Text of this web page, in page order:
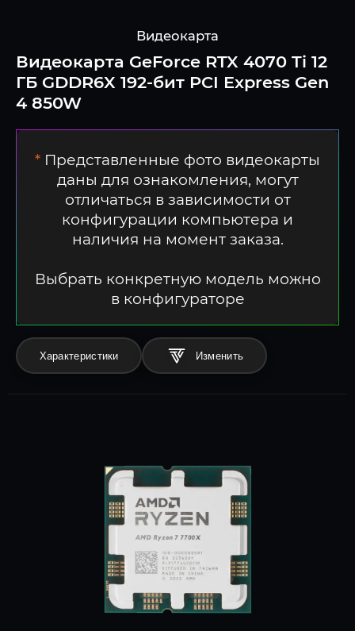
Видеокарта
Видеокарта GeForce RTX 4070 Ti 12
ГБ GDDR6X 192-бит PCI Express Gen
4 850W
* Представленные фото видеокарты
даны для ознакомления, могут
отличаться в зависимости от
конфигурации компьютера и
наличия на момент заказа.
Выбрать конкретную модель можно
в конфигураторе
Характеристики